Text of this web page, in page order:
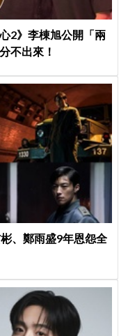
2》李棟旭公開「兩
不出來！
、鄭雨盛9年恩怨全